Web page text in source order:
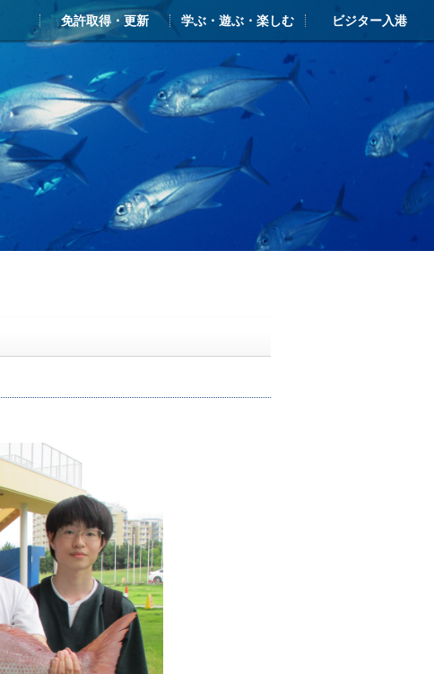
免許取得・更新 学ぶ・遊ぶ・楽しむ
学ぶ・遊ぶ・楽しむTOP
シースタイル・マリン塾
新西宮レンタルヨットクラブ
ヨットスクール
体験クルーズ（ボート・ヨット）
クルージングガイド
ビジター入港
ビジターバース・入港のご案内
しんにしのみや海の駅